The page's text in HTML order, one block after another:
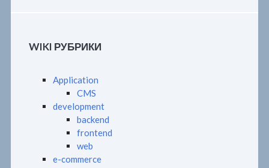
WIKI РУБРИКИ
Application
CMS
development
backend
frontend
web
e-commerce